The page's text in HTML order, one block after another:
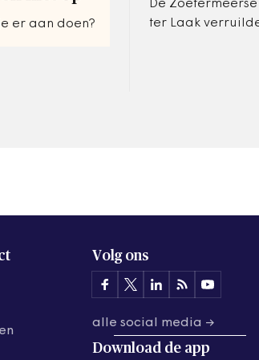
er aan doen?
De
ter Laak
Volg ons
alle social media →
Download de app